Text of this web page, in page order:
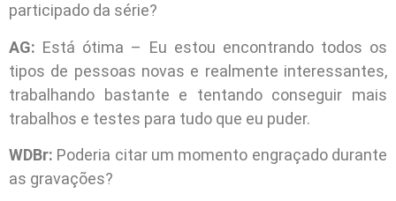
participado da série?
AG: Está ótima – Eu estou encontrando todos os
tipos de pessoas novas e realmente interessantes,
trabalhando bastante e tentando conseguir mais
trabalhos e testes para tudo que eu puder.
WDBr: Poderia citar um momento engraçado durante
as gravações?